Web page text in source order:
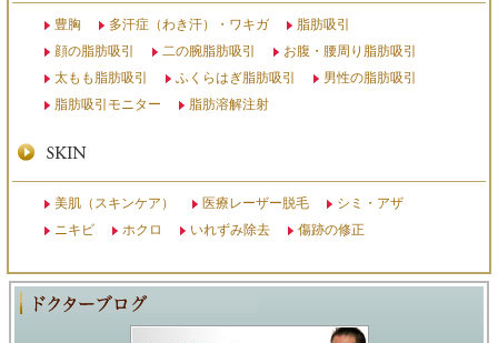
豊胸 多汗症（わき汗）・ワキガ
脂肪吸引
顔の脂肪吸引
二の腕脂肪吸引
お腹・腰周り脂肪吸引
太もも脂肪吸引
ふくらはぎ脂肪吸引
男性の脂肪吸引
脂肪吸引モニター
脂肪溶解注射
美肌（スキンケア） 医療レーザー脱毛
シミ・アザ
ニキビ
ホクロ いれずみ除去 傷跡の修正